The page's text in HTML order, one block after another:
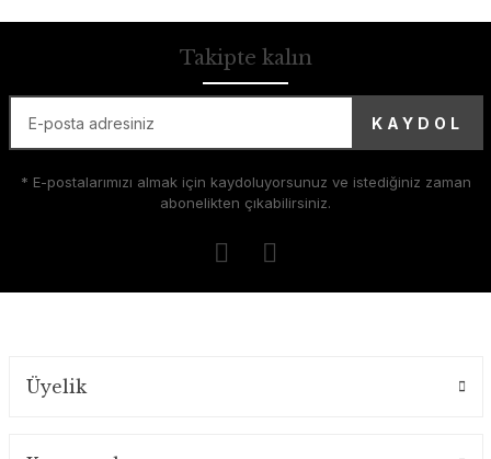
Takipte kalın
KAYDOL
* E-postalarımızı almak için kaydoluyorsunuz ve istediğiniz zaman
abonelikten çıkabilirsiniz.
Üyelik